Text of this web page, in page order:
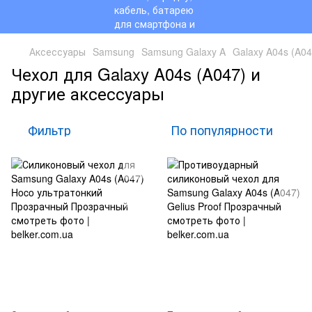
Аксессуары Samsung Samsung Galaxy A Galaxy A04s
Чехол для Galaxy A04s (A047) и
другие аксессуары
Фильтр По популярности